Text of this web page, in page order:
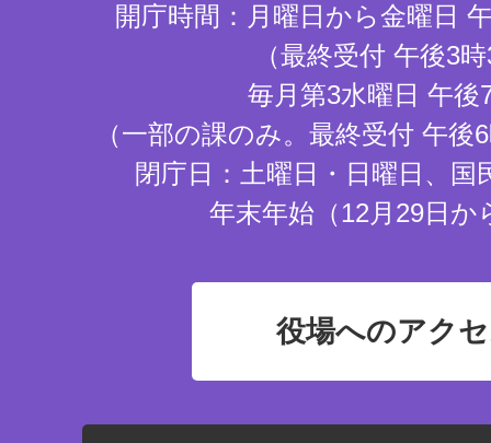
開庁時間：月曜日から金曜日
（最終受付 午後3
毎月第3水曜日 午後
（一部の課のみ。最終受付 午
閉庁日：土曜日・日曜日、国
年末年始（12月29日か
役場へのアク